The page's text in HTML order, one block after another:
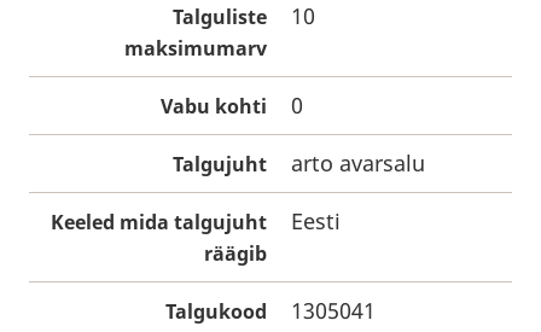
Talguliste
maksimumarv
10
Vabu kohti 0
Talgujuht arto avarsalu
Keeled mida talgujuht
räägib
Eesti
Talgukood 1305041